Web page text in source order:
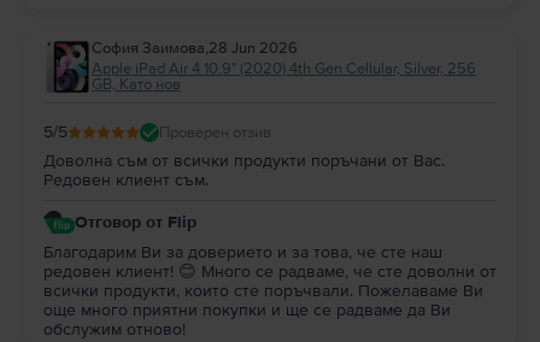
София Заимова,28 Jun 2026
Apple iPad Air 4 10.9" (2020) 4th Gen Cellular, Silver, 256
GB, Като нов
5/5 Проверен отзив
Доволна съм от всички продукти поръчани от Вас.
Редовен клиент съм.
Отговор от Flip
Благодарим Ви за доверието и за това, че сте наш
редовен клиент! 😊 Много се радваме, че сте доволни от
всички продукти, които сте поръчвали. Пожелаваме Ви
още много приятни покупки и ще се радваме да Ви
обслужим отново!